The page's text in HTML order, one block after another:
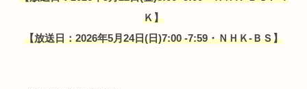
Ｋ】
【放送日：2026年5月24日(日)7:00 -7:59・ＮＨＫ-ＢＳ】